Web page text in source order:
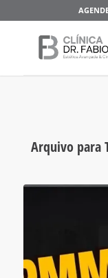
Arquivo para